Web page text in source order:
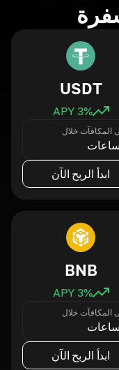
USDT
3% APY
المكافآت خلال
ابدأ الربح الآن
BNB
3% APY
المكافآت خلال
ابدأ الربح الآن